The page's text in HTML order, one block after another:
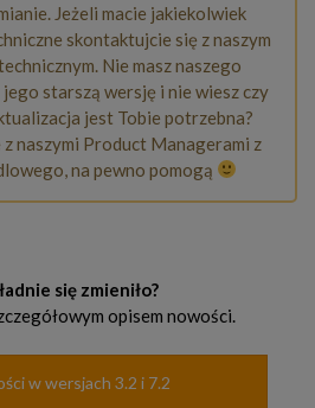
Jeżeli macie jakiekolwiek
skontaktujcie się z naszym
Nie masz naszego
starszą wersję i nie wiesz czy
jest Tobie potrzebna?
naszymi Product Managerami z
na pewno pomogą
się zmieniło?
opisem nowości.
w wersjach 3.2 i 7.2